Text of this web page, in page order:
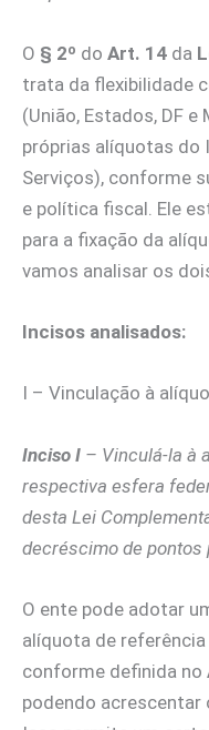
O § 2º do Art. 14 da
trata da flexibilidade
(União, Estados, DF
próprias alíquotas do
Serviços), conforme
e política fiscal. Ele
para a fixação da
vamos analisar os
Incisos analisados:
I – Vinculação à
Inciso I – Vinculá-la à
respectiva esfera
desta Lei
decréscimo de pontos
O ente pode adotar
alíquota de
conforme definida no
podendo acrescentar